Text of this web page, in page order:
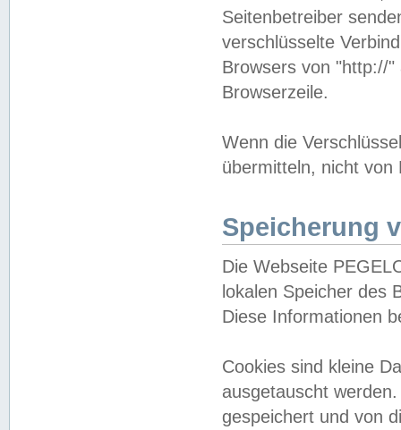
Seitenbetreiber
verschlüsselte
Browsers von "http://
Browserzeile.
Wenn die
übermitteln, nicht von
Speicherung
Die Webseite
lokalen Speicher des
Diese Informationen
Cookies sind kleine
ausgetauscht
gespeichert und von